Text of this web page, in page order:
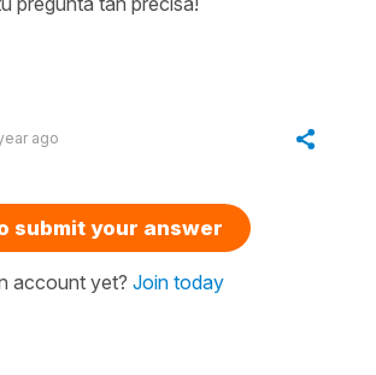
ago
submit your answer
account yet? Join today